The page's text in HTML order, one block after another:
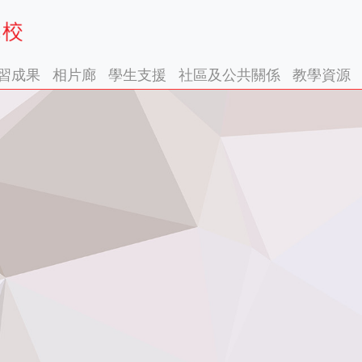
成果 相片廊 學生支援 社區及公共關係 教學資源